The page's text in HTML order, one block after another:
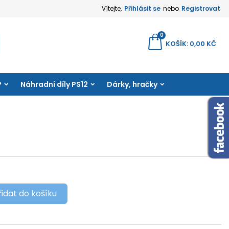
Vítejte, Přihlásit se nebo Registrovat
KOŠÍK
0
0,00 KČ
Náhradní díly PS12 Dárky, hračky
do košíku